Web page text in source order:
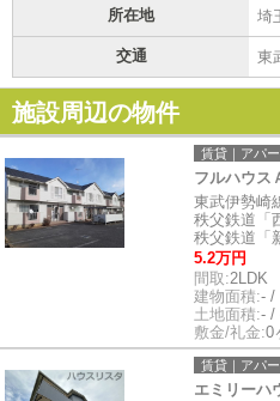
所在地 埼
交通 東
施設周辺の物件
賃貸｜アパー
フルハウス
東武伊勢崎
秩父鉄道「
秩父鉄道「
5.2万円
間取:2LDK
建物面積:- /
土地面積:- /
敷金/礼金:0
賃貸｜アパー
エミリーハ